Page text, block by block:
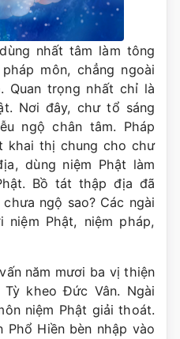
nhất tâm làm tông
môn, chẳng ngoài
Quan trọng nhất chỉ là
Nơi đây, chư tổ sáng
ngộ chân tâm. Pháp
khai thị chung cho chư
dùng niệm Phật làm
Bồ tát thập địa đã
ngộ sao? Các ngài
niệm Phật, niệm pháp,
năm mươi ba vị thiện
kheo Đức Vân. Ngài
niệm Phật giải thoát.
Hiền bèn nhập vào